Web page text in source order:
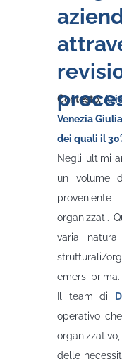
Contesto:
Venezia
dei quali il
Negli ultimi
un volume
organizzati.
varia
strutturali/
emersi prima.
Il team di
operativo
delle